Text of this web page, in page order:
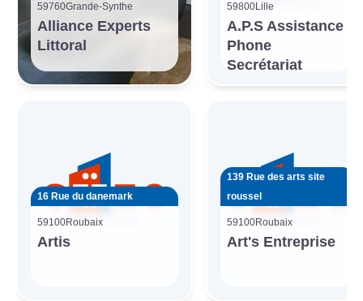
59760Grande-Synthe
Alliance Experts
Littoral
59800Lille
A.P.S Assistance
Phone
Secrétariat
16 Rue du danemark
59100Roubaix
Artis
139 Rue des arts site
roussel
59100Roubaix
Art's Entreprise